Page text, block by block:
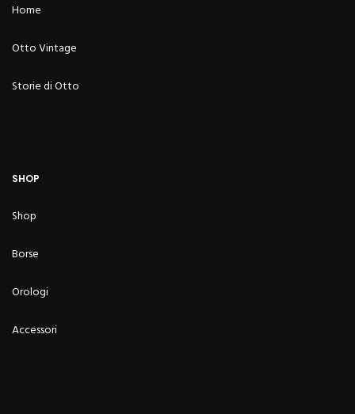
Home
Otto Vintage
Storie di Otto
SHOP
Shop
Borse
Orologi
Accessori